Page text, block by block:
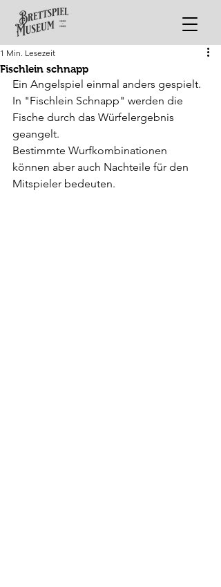
Fischlein schnapp
1 Min. Lesezeit
Ein Angelspiel einmal anders gespielt.
In "Fischlein Schnapp" werden die
Fische durch das Würfelergebnis
geangelt.
Bestimmte Wurfkombinationen
können aber auch Nachteile für den
Mitspieler bedeuten.